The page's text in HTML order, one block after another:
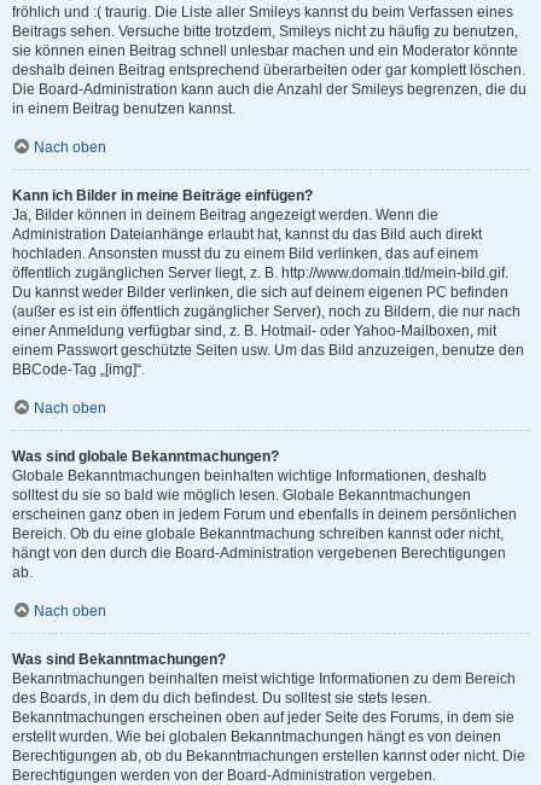
fröhlich und :( traurig. Die Liste aller Smileys kannst du beim Verfassen eines
Beitrags sehen. Versuche bitte trotzdem, Smileys nicht zu häufig zu benutzen,
sie können einen Beitrag schnell unlesbar machen und ein Moderator könnte
deshalb deinen Beitrag entsprechend überarbeiten oder gar komplett löschen.
Die Board-Administration kann auch die Anzahl der Smileys begrenzen, die du
in einem Beitrag benutzen kannst.
Nach oben
Kann ich Bilder in meine Beiträge einfügen?
Ja, Bilder können in deinem Beitrag angezeigt werden. Wenn die
Administration Dateianhänge erlaubt hat, kannst du das Bild auch direkt
hochladen. Ansonsten musst du zu einem Bild verlinken, das auf einem
öffentlich zugänglichen Server liegt, z. B. http://www.domain.tld/mein-bild.gif.
Du kannst weder Bilder verlinken, die sich auf deinem eigenen PC befinden
(außer es ist ein öffentlich zugänglicher Server), noch zu Bildern, die nur nach
einer Anmeldung verfügbar sind, z. B. Hotmail- oder Yahoo-Mailboxen, mit
einem Passwort geschützte Seiten usw. Um das Bild anzuzeigen, benutze den
BBCode-Tag „[img]“.
Nach oben
Was sind globale Bekanntmachungen?
Globale Bekanntmachungen beinhalten wichtige Informationen, deshalb
solltest du sie so bald wie möglich lesen. Globale Bekanntmachungen
erscheinen ganz oben in jedem Forum und ebenfalls in deinem persönlichen
Bereich. Ob du eine globale Bekanntmachung schreiben kannst oder nicht,
hängt von den durch die Board-Administration vergebenen Berechtigungen
ab.
Nach oben
Was sind Bekanntmachungen?
Bekanntmachungen beinhalten meist wichtige Informationen zu dem Bereich
des Boards, in dem du dich befindest. Du solltest sie stets lesen.
Bekanntmachungen erscheinen oben auf jeder Seite des Forums, in dem sie
erstellt wurden. Wie bei globalen Bekanntmachungen hängt es von deinen
Berechtigungen ab, ob du Bekanntmachungen erstellen kannst oder nicht. Die
Berechtigungen werden von der Board-Administration vergeben.